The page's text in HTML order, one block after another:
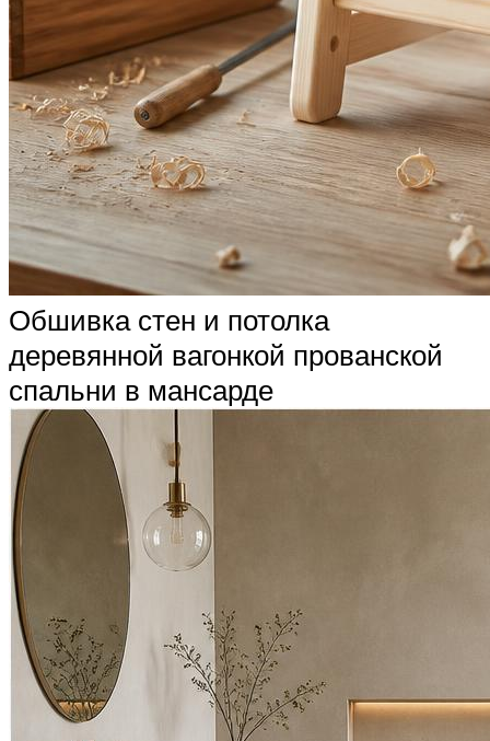
Обшивка стен и потолка
деревянной вагонкой прованской
спальни в мансарде